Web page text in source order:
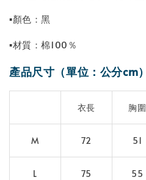
▪顏色：黑
▪材質：棉100％
產品尺寸（單位：公分cm）
衣長 胸圍
M 72 51
L 75 55